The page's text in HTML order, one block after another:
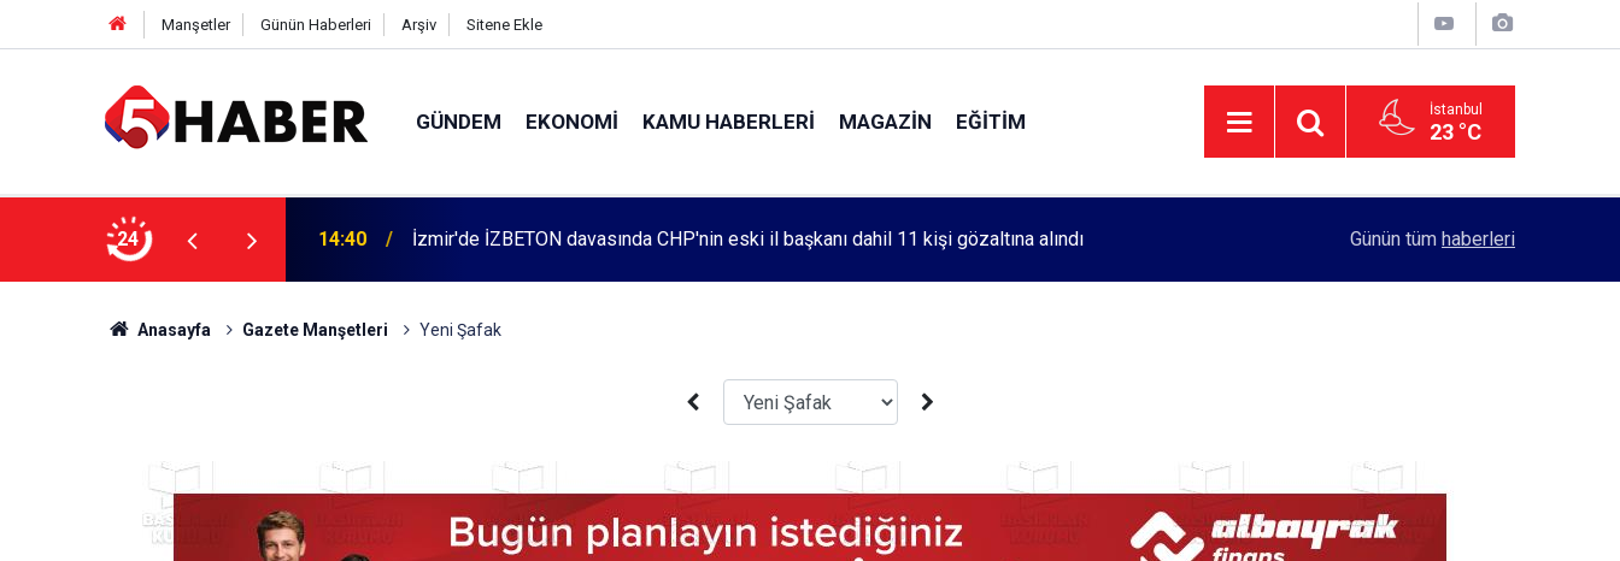
Manşetler Günün Haberleri Arşiv Sitene Ekle
GÜNDEM EKONOMI KAMU HABERLERI MAGAZIN EĞITIM İstanbul
23 °C
24 13:55 Cumartesi anneleri 1083. haftada Mehmet Özdemir için adalet aradı Rektörlük, kadın öğrencilerin güvenliği için
Günün tüm haberleri
Anasayfa Gazete Manşetleri Yeni Şafak